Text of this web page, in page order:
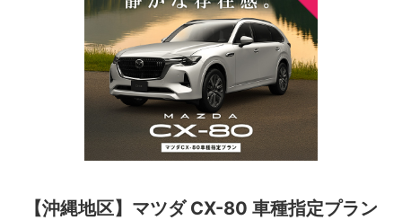
【沖縄地区】マツダ CX-80 車種指定プラン